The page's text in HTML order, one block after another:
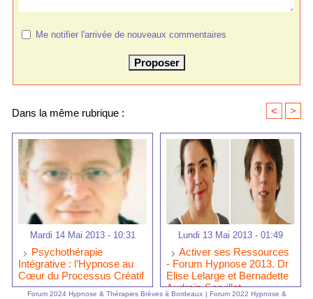
Me notifier l'arrivée de nouveaux commentaires
Dans la même rubrique : < >
Mardi 14 Mai 2013 - 10:31
Psychothérapie
Intégrative : l’Hypnose au
Cœur du Processus Créatif
Lundi 13 Mai 2013 - 01:49
Activer ses Ressources
- Forum Hypnose 2013. Dr
Elise Lelarge et Bernadette
Audrain-Servillat
Forum 2024 Hypnose & Thérapies Brèves à Bordeaux | Forum 2022 Hypnose &